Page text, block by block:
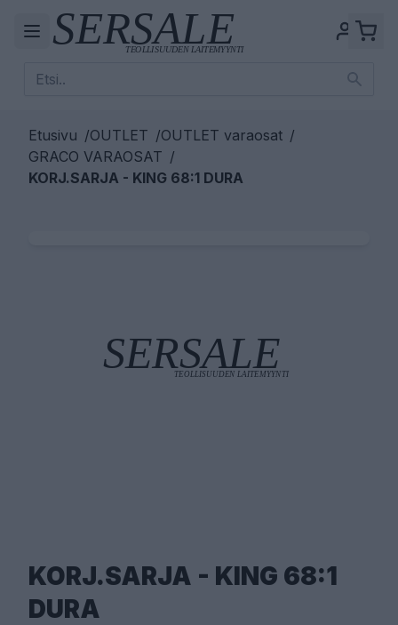
Etusivu /OUTLET /OUTLET varaosat /
GRACO VARAOSAT /
KORJ.SARJA - KING 68:1 DURA
KORJ.SARJA - KING 68:1
DURA